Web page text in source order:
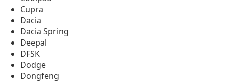
Cupra
Dacia
Dacia Spring
Deepal
DFSK
Dodge
Dongfeng